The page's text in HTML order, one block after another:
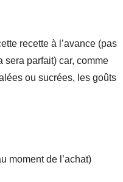
recette à l’avance (pas
parfait) car, comme
ou sucrées, les goûts
moment de l’achat)